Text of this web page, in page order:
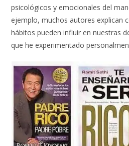
psicológicos y emocionales del
ejemplo, muchos autores explican
hábitos pueden influir en nuestras
que he experimentado